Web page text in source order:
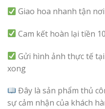
Giao hoa nhanh tận nơi
Cam kết hoàn lại tiền
Gửi hình ảnh thực tế
xong
Đây là sản phẩm thủ
sự cảm nhận của khách